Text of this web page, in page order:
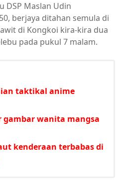
DSP Maslan Udin
berjaya ditahan semula di
di Kongkoi kira-kira dua
pada pukul 7 malam.
taktikal anime
gambar wanita mangsa
kenderaan terbabas di